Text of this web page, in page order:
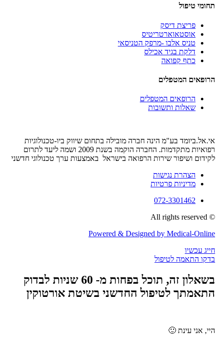
תחומי טיפול
פריצת דיסק
אוסטאוארטריטיס
טניס אלבו -מרפק הטניסאי
דלקת בגיד אכילס
כתף קפואה
הרופאים המטפלים
הרופאים המטפלים
שאלות ותשובות
אי.אל.ביומד בע"מ הינה חברה מובילה בתחום שיווק ביו-טכנולוגיות
רפואיות מתקדמות. החברה הוקמה בשנת 2009 ושמה ליעד לתרום
לקידום ושיפור שירות הרפואה בישראל באמצעות ערך טכנולוגי חדשני
הצהרת נגישות
מדיניות פרטיות
072-3301462
© All rights reserved
Powered & Designed by Medical-Online
חייג עכשיו
בדקו התאמה לטיפול
בשאלון זה, תוכל בפחות מ- 60 שניות לבדוק
התאמתך לטיפול החדשני בשיטת אורטוקין
היי, אני עינת 🙂